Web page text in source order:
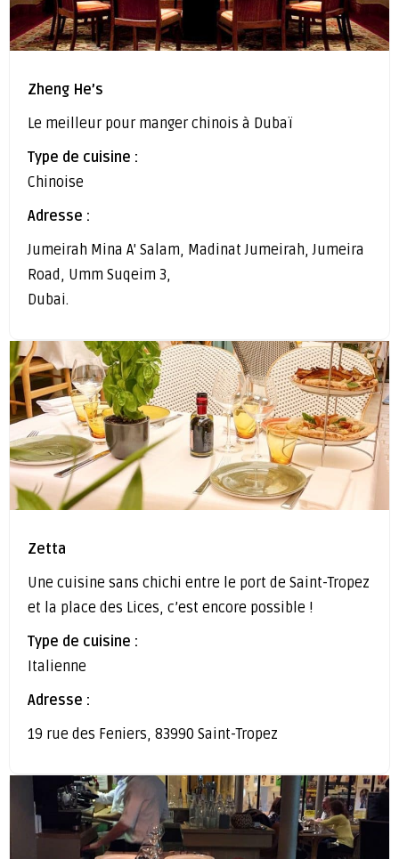
Zheng He’s
Le meilleur pour manger chinois à Dubaï
Type de cuisine :
Chinoise
Adresse :
Jumeirah Mina A' Salam, Madinat Jumeirah, Jumeira
Road, Umm Suqeim 3,
Dubai.
Zetta
Une cuisine sans chichi entre le port de Saint-Tropez
et la place des Lices, c’est encore possible !
Type de cuisine :
Italienne
Adresse :
19 rue des Feniers, 83990 Saint-Tropez